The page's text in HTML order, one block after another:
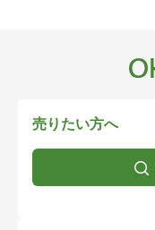
売りたい方へ